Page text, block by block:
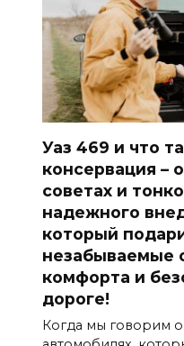
Уаз 469 и что
консервация –
советах и
надежного
который
незабываемые
комфорта и
дороге!
Когда мы говорим о